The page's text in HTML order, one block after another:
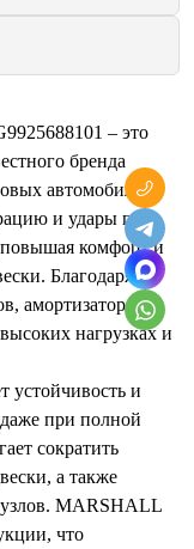
– это
бренда
автомобилей
и удары при
комфорт и
Благодаря
амортизатор
нагрузках и
устойчивость и
даже при полной
сократить
а также
MARSHALL
что